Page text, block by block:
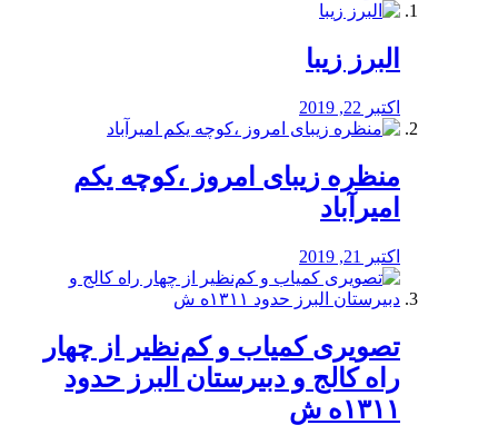
البرز زیبا
اکتبر 22, 2019
منظره‌‌ زیبای امروز ،کوچه یکم
امیرآباد
اکتبر 21, 2019
️تصویری کمیاب و کم‌نظیر از چهار
راه كالج و دبيرستان البرز حدود
۱۳۱۱ه ش